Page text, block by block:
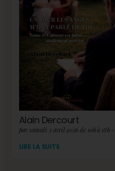
Alain Dercourt
LIRE LA SUITE